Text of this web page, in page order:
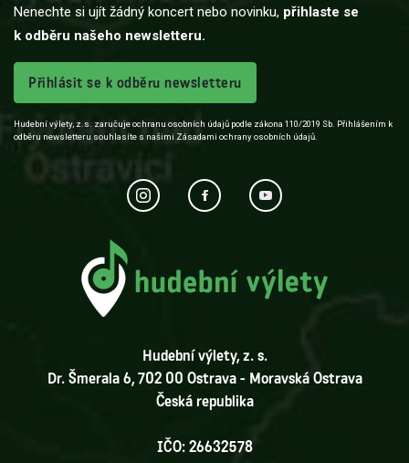
Nenechte si ujít žádný koncert nebo novinku, přihlaste se
k odběru našeho newsletteru.
Přihlásit se k odběru newsletteru
Hudební výlety, z.s. zaručuje ochranu osobních údajů podle zákona 110/2019 Sb. Přihlášením k
odběru newsletteru souhlasíte s našimi Zásadami ochrany osobních údajů.
Hudební výlety, z. s.
Dr. Šmerala 6, 702 00 Ostrava - Moravská Ostrava
Česká republika
IČO: 26632578